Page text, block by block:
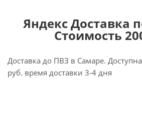
Яндекс Доставка
Стоимость
Доставка до ПВЗ в Самаре.
руб. время доставки 3-4 дня